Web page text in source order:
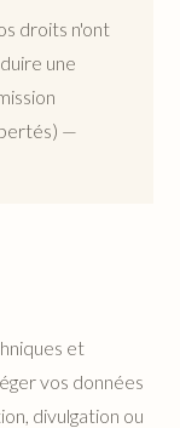
droits n'ont
une
—
et
vos données
divulgation ou